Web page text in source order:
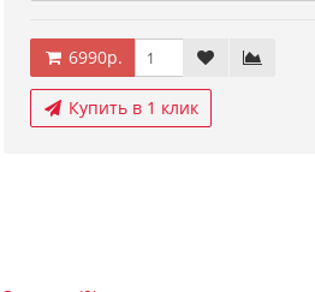
6990р.
Купить в 1 клик